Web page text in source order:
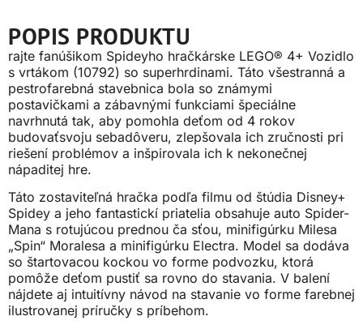
POPIS PRODUKTU
rajte fanúšikom Spideyho hračkárske LEGO® 4+ Vozidlo
s vrtákom (10792) so superhrdinami. Táto všestranná a
pestrofarebná stavebnica bola so známymi
postavičkami a zábavnými funkciami špeciálne
navrhnutá tak, aby pomohla deťom od 4 rokov
budovaťsvoju sebadôveru, zlepšovala ich zručnosti pri
riešení problémov a inšpirovala ich k nekonečnej
nápaditej hre.
Táto zostaviteľná hračka podľa filmu od štúdia Disney+
Spidey a jeho fantastickí priatelia obsahuje auto Spider-
Mana s rotujúcou prednou ča sťou, minifigúrku Milesa
„Spin“ Moralesa a minifigúrku Electra. Model sa dodáva
so štartovacou kockou vo forme podvozku, ktorá
pomôže deťom pustiť sa rovno do stavania. V balení
nájdete aj intuitívny návod na stavanie vo forme farebnej
ilustrovanej príručky s príbehom.